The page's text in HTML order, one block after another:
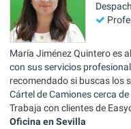
María Jiménez Quintero es
con sus servicios
recomendado si buscas los
Cártel de Camiones cerca
Trabaja con clientes de
Oficina en Sevilla